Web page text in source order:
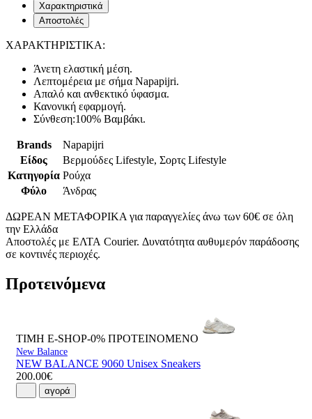
Χαρακτηριστικά
Αποστολές
ΧΑΡΑΚΤΗΡΙΣΤΙΚΑ:
Άνετη ελαστική μέση.
Λεπτομέρεια με σήμα Napapijri.
Απαλό και ανθεκτικό ύφασμα.
Κανονική εφαρμογή.
Σύνθεση:100% Βαμβάκι.
Brands
Napapijri
Είδος
Βερμούδες Lifestyle, Σορτς Lifestyle
Κατηγορία Ρούχα
Φύλο
Άνδρας
ΔΩΡΕΑΝ ΜΕΤΑΦΟΡΙΚΑ για παραγγελίες άνω των 60€ σε όλη
την Ελλάδα
Αποστολές με ΕΛΤΑ Courier. Δυνατότητα αυθυμερόν παράδοσης
σε κοντινές περιοχές.
Προτεινόμενα
ΤΙΜΗ E-SHOP-0% ΠΡΟΤΕΙΝΟΜΕΝΟ
New Balance
NEW BALANCE 9060 Unisex Sneakers
200.00€
αγορά